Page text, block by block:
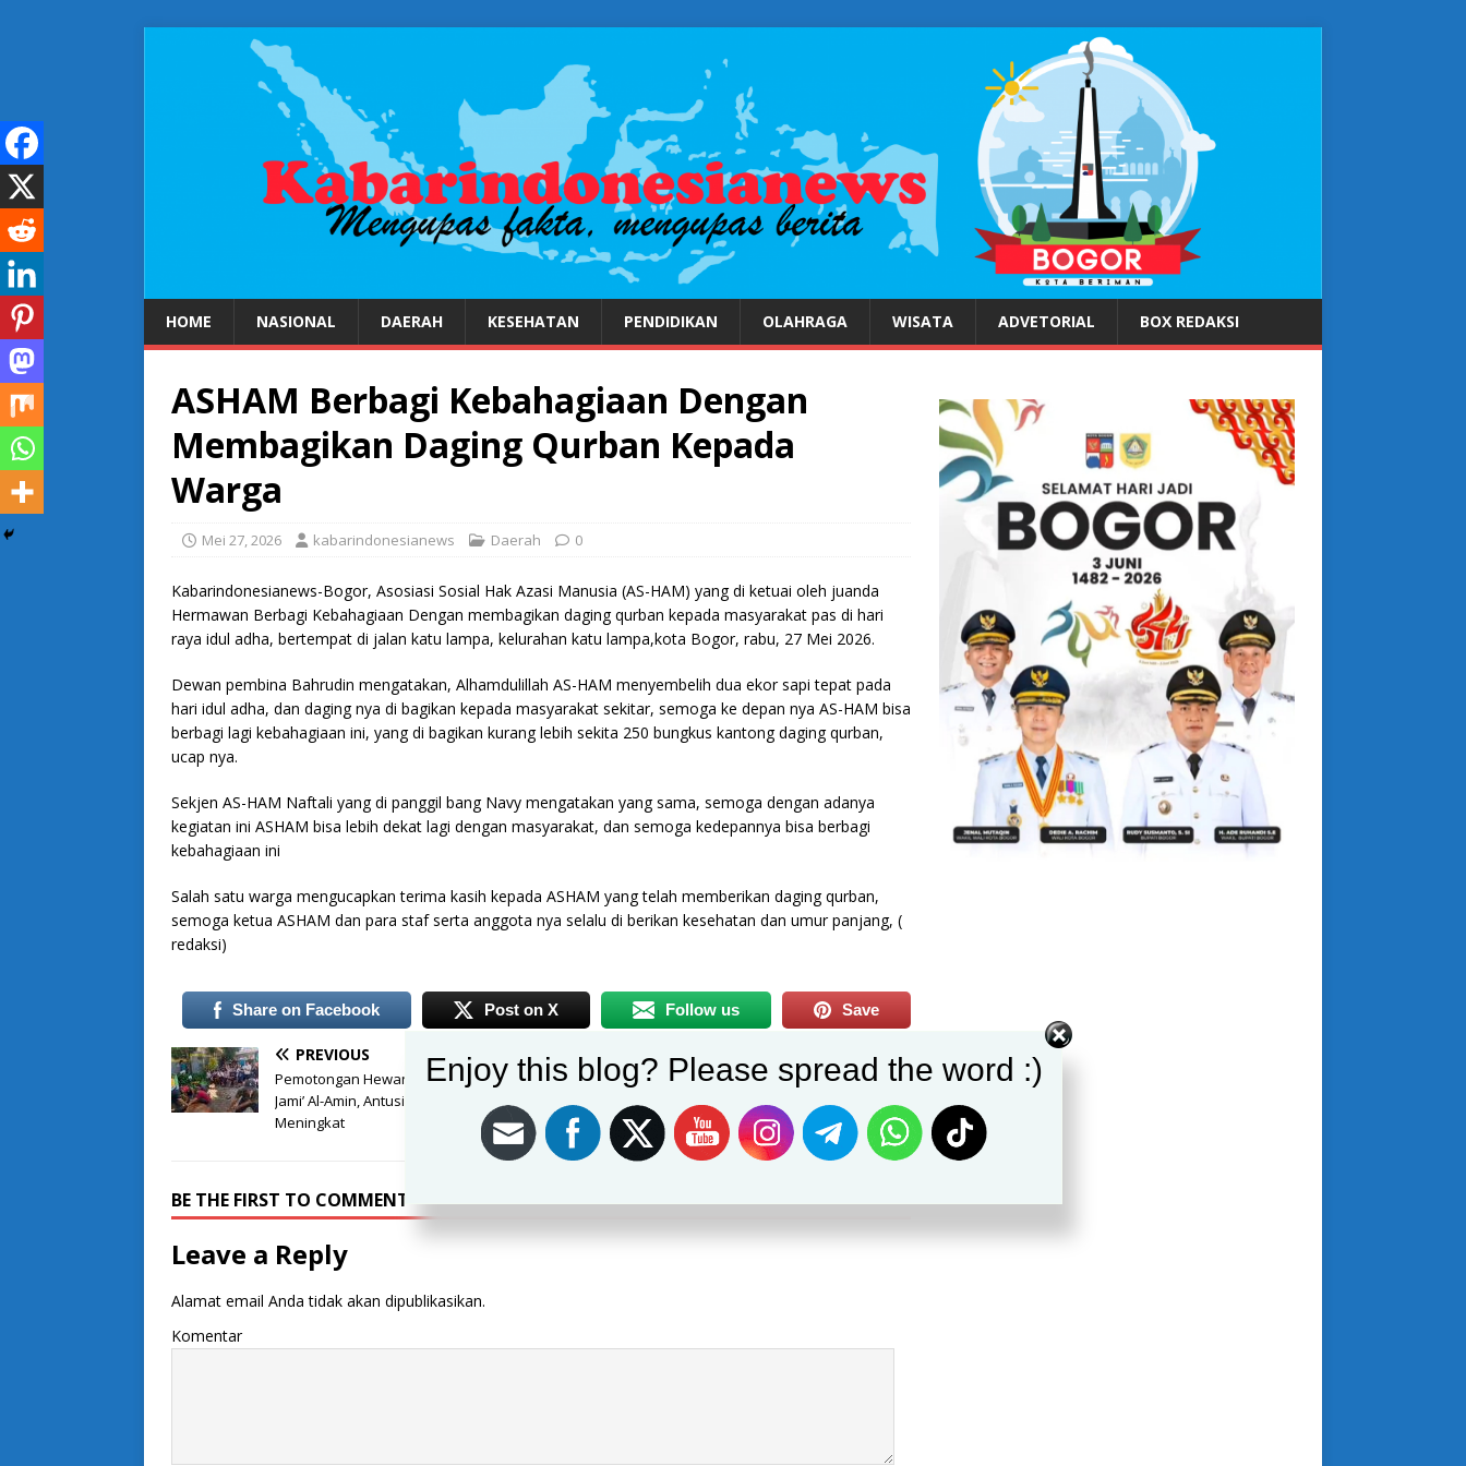
HOME NASIONAL DAERAH KESEHATAN PENDIDIKAN OLAHRAGA WISATA ADVETORIAL BOX REDAKSI
ASHAM Berbagi Kebahagiaan Dengan
Membagikan Daging Qurban Kepada
Warga
Mei 27, 2026 kabarindonesianews Daerah 0
Kabarindonesianews-Bogor, Asosiasi Sosial Hak Azasi Manusia (AS-HAM) yang di ketuai oleh juanda
Hermawan Berbagi Kebahagiaan Dengan membagikan daging qurban kepada masyarakat pas di hari
raya idul adha, bertempat di jalan katu lampa, kelurahan katu lampa,kota Bogor, rabu, 27 Mei 2026.
Dewan pembina Bahrudin mengatakan, Alhamdulillah AS-HAM menyembelih dua ekor sapi tepat pada
hari idul adha, dan daging nya di bagikan kepada masyarakat sekitar, semoga ke depan nya AS-HAM bisa
berbagi lagi kebahagiaan ini, yang di bagikan kurang lebih sekita 250 bungkus kantong daging qurban,
ucap nya.
Sekjen AS-HAM Naftali yang di panggil bang Navy mengatakan yang sama, semoga dengan adanya
kegiatan ini ASHAM bisa lebih dekat lagi dengan masyarakat, dan semoga kedepannya bisa berbagi
kebahagiaan ini
Salah satu warga mengucapkan terima kasih kepada ASHAM yang telah memberikan daging qurban,
semoga ketua ASHAM dan para staf serta anggota nya selalu di berikan kesehatan dan umur panjang, (
redaksi)
Share on Facebook Post on X Follow us Save
PREVIOUS
Pemotongan Hewan Kurban di Masjid
Jami’ Al-Amin, Antusias Warga
Meningkat
NEXT
SMAN 1 Bojonggede Laksanakan Pemotongan Hewan
Qurban
BE THE FIRST TO COMMENT
Leave a Reply
Alamat email Anda tidak akan dipublikasikan.
Komentar
Enjoy this blog? Please spread the word :)